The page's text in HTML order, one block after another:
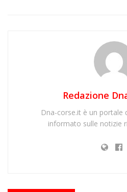
Redazione
Dna-corse.it è un portale
informato sulle notizie